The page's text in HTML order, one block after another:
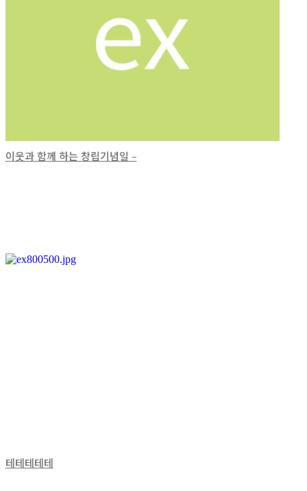
이웃과 함께 하는 창립기념일 –
테테테테테